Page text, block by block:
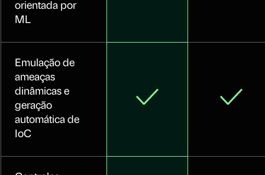
orientada por
ML
Emulação de
ameaças
dinâmicas e
geração
automática de
IoC